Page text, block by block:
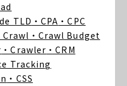
TLD ・CPA ・CPC
Crawl ・Crawl Budget
・Crawler ・CRM
Tracking
・CSS